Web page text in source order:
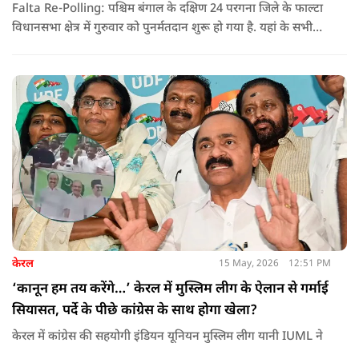
Falta Re-Polling: पश्चिम बंगाल के दक्षिण 24 परगना जिले के फाल्टा
विधानसभा क्षेत्र में गुरुवार को पुनर्मतदान शुरू हो गया है. यहां के सभी
केरल 15 May, 2026 12:51 PM
‘कानून हम तय करेंगे…’ केरल में मुस्लिम लीग के ऐलान से गर्माई
सियासत, पर्दे के पीछे कांग्रेस के साथ होगा खेला?
केरल में कांग्रेस की सहयोगी इंडियन यूनियन मुस्लिम लीग यानी IUML ने